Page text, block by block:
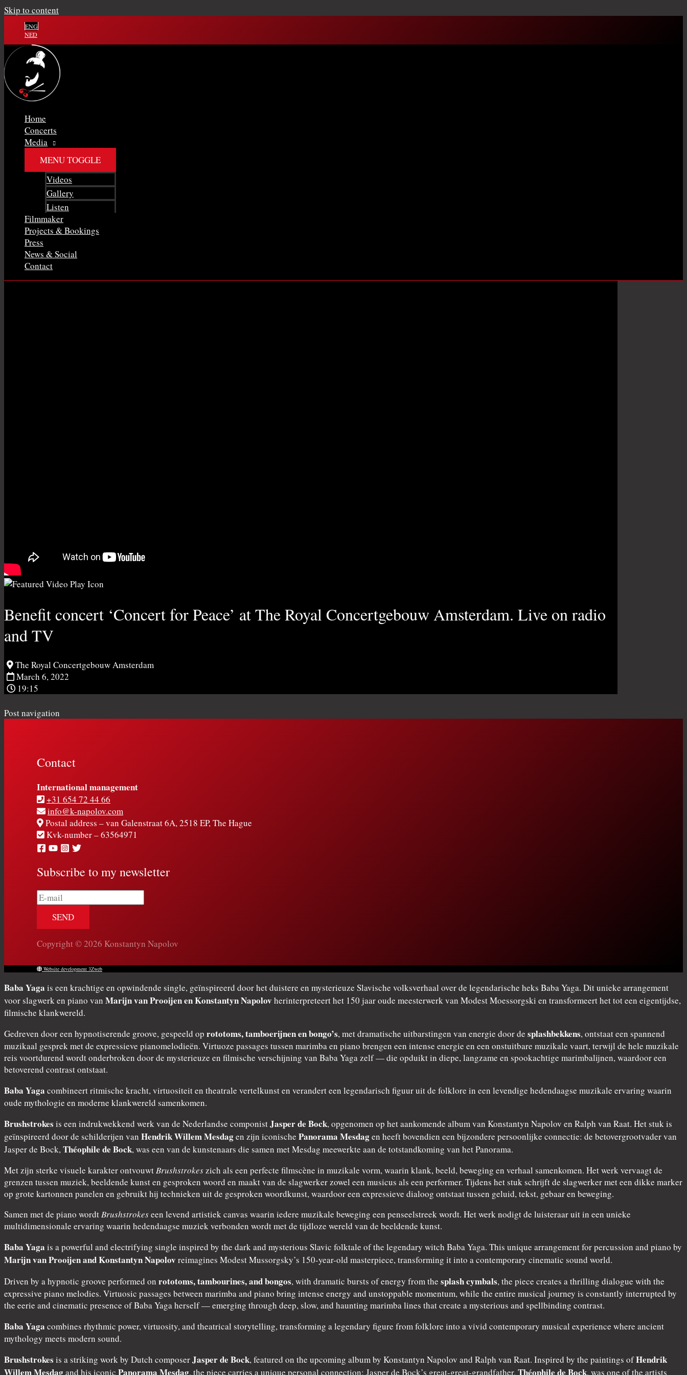
Skip to content
ENG
NED
Home
Concerts
Media
MENU TOGGLE
Videos
Gallery
Listen
Filmmaker
Projects & Bookings
Press
News & Social
Contact
Benefit concert ‘Concert for Peace’ at The Royal Concertgebouw Amsterdam. Live on radio
and TV
The Royal Concertgebouw Amsterdam
March 6, 2022
19:15
Post navigation
Contact
International management
+31 654 72 44 66
info@k-napolov.com
Postal address – van Galenstraat 6A, 2518 EP, The Hague
Kvk-number – 63564971
Subscribe to my newsletter
E-
mail
Copyright © 2026 Konstantyn Napolov
Website development 3Zweb
Baba Yaga is een krachtige en opwindende single, geïnspireerd door het duistere en mysterieuze Slavische volksverhaal over de legendarische heks Baba Yaga. Dit unieke arrangement
voor slagwerk en piano van Marijn van Prooijen en Konstantyn Napolov herinterpreteert het 150 jaar oude meesterwerk van Modest Moessorgski en transformeert het tot een eigentijdse,
filmische klankwereld.
Gedreven door een hypnotiserende groove, gespeeld op rototoms, tamboerijnen en bongo’s, met dramatische uitbarstingen van energie door de splashbekkens, ontstaat een spannend
muzikaal gesprek met de expressieve pianomelodieën. Virtuoze passages tussen marimba en piano brengen een intense energie en een onstuitbare muzikale vaart, terwijl de hele muzikale
reis voortdurend wordt onderbroken door de mysterieuze en filmische verschijning van Baba Yaga zelf — die opduikt in diepe, langzame en spookachtige marimbalijnen, waardoor een
betoverend contrast ontstaat.
Baba Yaga combineert ritmische kracht, virtuositeit en theatrale vertelkunst en verandert een legendarisch figuur uit de folklore in een levendige hedendaagse muzikale ervaring waarin
oude mythologie en moderne klankwereld samenkomen.
Brushstrokes is een indrukwekkend werk van de Nederlandse componistJasper de Bock, opgenomen op het aankomende album van Konstantyn Napolov en Ralph van Raat. Het stuk is
geïnspireerd door de schilderijen van Hendrik Willem Mesdagen zijn iconische Panorama Mesdagen heeft bovendien een bijzondere persoonlijke connectie: de betovergrootvader van
Jasper de Bock,Théophile de Bock, was een van de kunstenaars die samen met Mesdag meewerkte aan de totstandkoming van het Panorama.
Met zijn sterke visuele karakter ontvouwtBrushstrokeszich als een perfecte filmscène in muzikale vorm, waarin klank, beeld, beweging en verhaal samenkomen. Het werk vervaagt de
grenzen tussen muziek, beeldende kunst en gesproken woord en maakt van de slagwerker zowel een musicus als een performer. Tijdens het stuk schrijft de slagwerker met een dikke marker
op grote kartonnen panelen en gebruikt hij technieken uit de gesproken woordkunst, waardoor een expressieve dialoog ontstaat tussen geluid, tekst, gebaar en beweging.
Samen met de piano wordtBrushstrokeseen levend artistiek canvas waarin iedere muzikale beweging een penseelstreek wordt. Het werk nodigt de luisteraar uit in een unieke
multidimensionale ervaring waarin hedendaagse muziek verbonden wordt met de tijdloze wereld van de beeldende kunst.
Baba Yaga is a powerful and electrifying single inspired by the dark and mysterious Slavic folktale of the legendary witch Baba Yaga. This unique arrangement for percussion and piano by
Marijn van Prooijen and Konstantyn Napolov reimagines Modest Mussorgsky’s 150-year-old masterpiece, transforming it into a contemporary cinematic sound world.
Driven by a hypnotic groove performed on rototoms, tambourines, and bongos, with dramatic bursts of energy from the splash cymbals, the piece creates a thrilling dialogue with the
expressive piano melodies. Virtuosic passages between marimba and piano bring intense energy and unstoppable momentum, while the entire musical journey is constantly interrupted by
the eerie and cinematic presence of Baba Yaga herself — emerging through deep, slow, and haunting marimba lines that create a mysterious and spellbinding contrast.
Baba Yaga combines rhythmic power, virtuosity, and theatrical storytelling, transforming a legendary figure from folklore into a vivid contemporary musical experience where ancient
mythology meets modern sound.
Brushstrokes is a striking work by Dutch composerJasper de Bock, featured on the upcoming album by Konstantyn Napolov and Ralph van Raat. Inspired by the paintings ofHendrik
Willem Mesdagand his iconic Panorama Mesdag, the piece carries a unique personal connection: Jasper de Bock’s great-great-grandfather, Théophile de Bock, was one of the artists